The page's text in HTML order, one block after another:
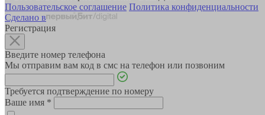
Пользовательское соглашение Политика конфиденциальности
Сделано в
Регистрация
Введите номер телефона
Мы отправим вам код в смс на телефон или позвоним
Требуется подтверждение по номеру
Ваше имя *